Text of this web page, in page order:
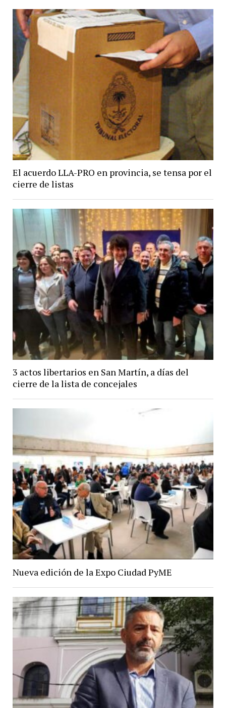
El acuerdo LLA-PRO en provincia, se tensa por el
cierre de listas
3 actos libertarios en San Martín, a días del
cierre de la lista de concejales
Nueva edición de la Expo Ciudad PyME